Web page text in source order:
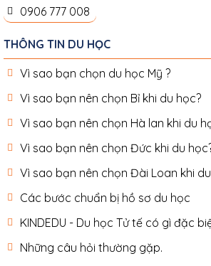
0906 777 008
THÔNG TIN DU HỌC
Vì sao bạn chọn du học Mỹ ?
Vì sao bạn nên chọn Bỉ khi du học?
Vì sao bạn nên chọn Hà lan khi du
Vì sao bạn nên chọn Đức khi du
Vì sao bạn nên chọn Đài Loan khi
Các bước chuẩn bị hồ sơ du học
KINDEDU - Du học Tử tế có gì đặc
Những câu hỏi thường gặp.